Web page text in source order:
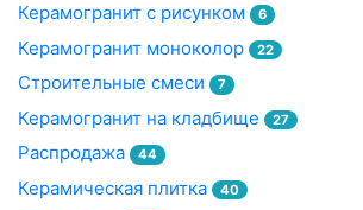
Керамогранит с рисунком 6
Керамогранит моноколор 22
Строительные смеси 7
Керамогранит на кладбище 27
Распродажа 44
Керамическая плитка 40